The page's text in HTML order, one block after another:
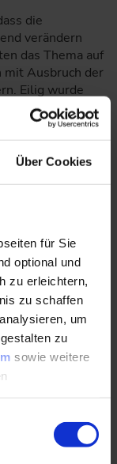
Über Cookies
für Sie
optional und
zu erleichtern,
zu schaffen
um
zu
sowie weitere
die
verändern
das Thema auf
mit Ausbruch der
Eilig wurde
Software
ein Konzept.
im VDI
hervorragend
Timo Taubitz
Verjüngungskur
hat das
namens
nicht allein
sowie
wurden auf den
„New